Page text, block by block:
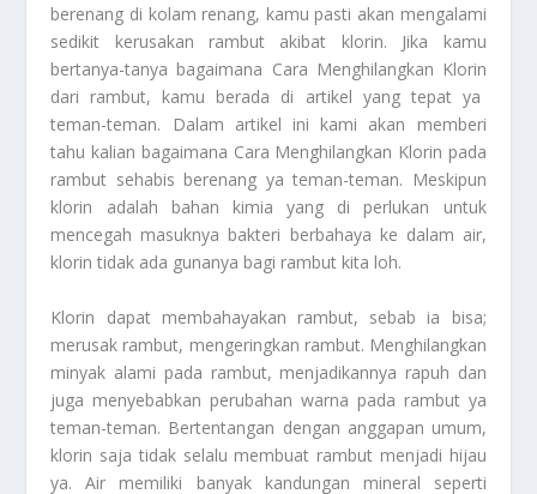
berenang di kolam renang, kamu pasti akan mengalami
sedikit kerusakan rambut akibat klorin. Jika kamu
bertanya-tanya bagaimana Cara Menghilangkan Klorin
dari rambut, kamu berada di artikel yang tepat ya
teman-teman. Dalam artikel ini kami akan memberi
tahu kalian bagaimana Cara Menghilangkan Klorin pada
rambut sehabis berenang ya teman-teman. Meskipun
klorin adalah bahan kimia yang di perlukan untuk
mencegah masuknya bakteri berbahaya ke dalam air,
klorin tidak ada gunanya bagi rambut kita loh.
Klorin dapat membahayakan rambut, sebab ia bisa;
merusak rambut, mengeringkan rambut. Menghilangkan
minyak alami pada rambut, menjadikannya rapuh dan
juga menyebabkan perubahan warna pada rambut ya
teman-teman. Bertentangan dengan anggapan umum,
klorin saja tidak selalu membuat rambut menjadi hijau
ya. Air memiliki banyak kandungan mineral seperti